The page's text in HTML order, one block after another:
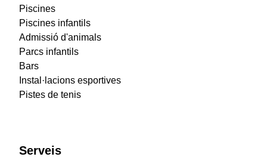
Piscines
Piscines infantils
Admissió d'animals
Parcs infantils
Bars
Instal·lacions esportives
Pistes de tenis
Serveis